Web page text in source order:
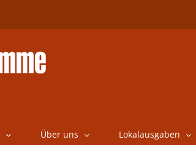
Über uns Lokalausgaben